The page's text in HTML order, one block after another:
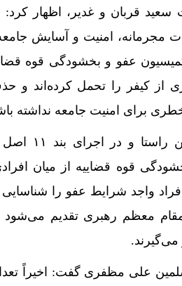
سعید قربان و غدیر، اظهار
مجرمانه، امنیت و آسایش
کمیسیون عفو و بخشودگی قوه
از کیفر را تحمل کرده‌اند
برای امنیت جامعه نداشته
قوه قضاییه از میان
واجد شرایط عفو را
معظم رهبری تقدیم